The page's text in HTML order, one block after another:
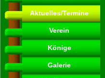
Aktuelles/Termine
Verein
Könige
Galerie